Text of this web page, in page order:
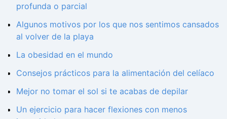
profunda o parcial
Algunos motivos por los que nos sentimos cansados
al volver de la playa
La obesidad en el mundo
Consejos prácticos para la alimentación del celíaco
Mejor no tomar el sol si te acabas de depilar
Un ejercicio para hacer flexiones con menos